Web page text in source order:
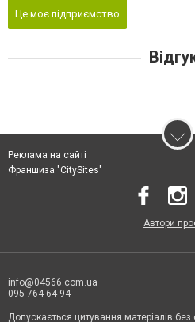
Це моє підприємство
Реклама на сайті
Франшиза "CitySites"
Автори
info@04566.com.ua
095 764 64 94
Допускається цитування матеріалів